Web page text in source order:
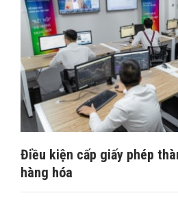
Điều kiện cấp giấy phép
hàng hóa